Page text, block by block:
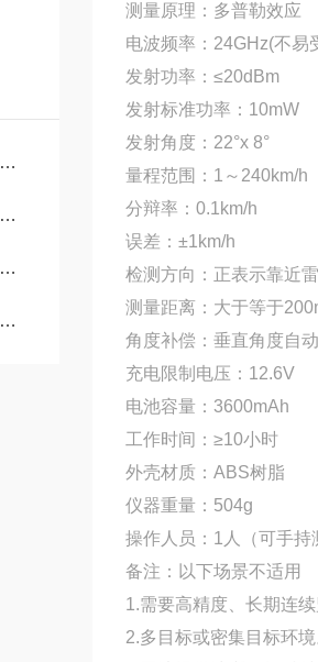
测量原理：多普勒效应
电波频率：24GHz(不易
发射功率：≤20dBm
发射标准功率：10mW
发射角度：22°x 8°
量程范围：1～240km/h
分辩率：0.1km/h
误差：±1km/h
检测方向：正表示靠近
测量距离：大于等于
角度补偿：垂直角度自动
充电限制电压：12.6V
电池容量：3600mAh
工作时间：≥10小时
外壳材质：ABS树脂
仪器重量：504g
操作人员：1人（可手持
备注：以下场景不适用
1.需要高精度、长期连续
2.多目标或密集目标环